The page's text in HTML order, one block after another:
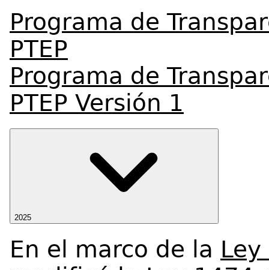
Programa de
PTEP
Programa de
PTEP Versión 1
2025
En el marco de la